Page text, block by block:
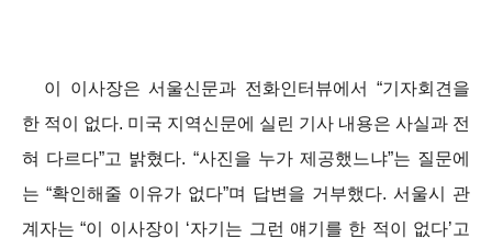
이 이사장은 서울신문과 전화인터뷰에서 “기자회견을
한 적이 없다. 미국 지역신문에 실린 기사 내용은 사실과 전
혀 다르다”고 밝혔다. “사진을 누가 제공했느냐”는 질문에
는 “확인해줄 이유가 없다”며 답변을 거부했다. 서울시 관
계자는 “이 이사장이 ‘자기는 그런 얘기를 한 적이 없다’고